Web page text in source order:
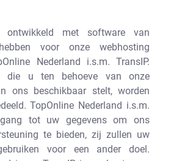
ontwikkeld met software van
voor onze webhosting
Nederland i.s.m. TransIP.
die u ten behoeve van onze
ons beschikbaar stelt, worden
TopOnline Nederland i.s.m.
tot uw gegevens om ons
te bieden, zij zullen uw
voor een ander doel.